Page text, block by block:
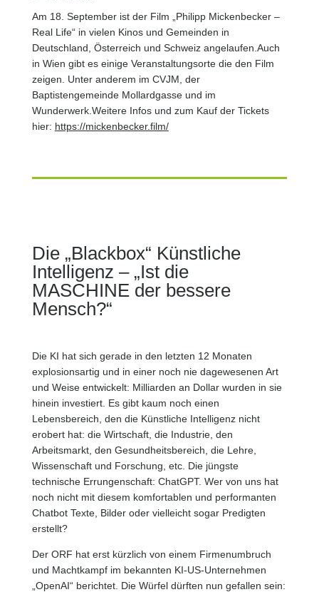
Am 18. September ist der Film „Philipp Mickenbecker –
Real Life“ in vielen Kinos und Gemeinden in
Deutschland, Österreich und Schweiz angelaufen.Auch
in Wien gibt es einige Veranstaltungsorte die den Film
zeigen. Unter anderem im CVJM, der
Baptistengemeinde Mollardgasse und im
Wunderwerk.Weitere Infos und zum Kauf der Tickets
hier: https://mickenbecker.film/
Die „Blackbox“ Künstliche
Intelligenz – „Ist die
MASCHINE der bessere
Mensch?“
Die KI hat sich gerade in den letzten 12 Monaten
explosionsartig und in einer noch nie dagewesenen Art
und Weise entwickelt: Milliarden an Dollar wurden in sie
hinein investiert. Es gibt kaum noch einen
Lebensbereich, den die Künstliche Intelligenz nicht
erobert hat: die Wirtschaft, die Industrie, den
Arbeitsmarkt, den Gesundheitsbereich, die Lehre,
Wissenschaft und Forschung, etc. Die jüngste
technische Errungenschaft: ChatGPT. Wer von uns hat
noch nicht mit diesem komfortablen und performanten
Chatbot Texte, Bilder oder vielleicht sogar Predigten
erstellt?
Der ORF hat erst kürzlich von einem Firmenumbruch
und Machtkampf im bekannten KI-US-Unternehmen
„OpenAI“ berichtet. Die Würfel dürften nun gefallen sein: